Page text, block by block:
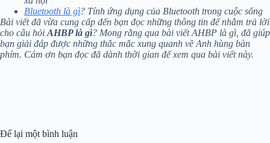
Bluetooth là gì? Tính ứng dụng của Bluetooth trong cuộc sống
Bài viết đã vừa cung cấp đến bạn đọc những thông tin để nhằm trả lời
cho câu hỏi AHBP là gì? Mong rằng qua bài viết AHBP là gì, đã giúp
bạn giải đáp được những thắc mắc xung quanh về Anh hùng bàn
phím. Cám ơn bạn đọc đã dành thời gian để xem qua bài viết này.
Để lại một bình luận